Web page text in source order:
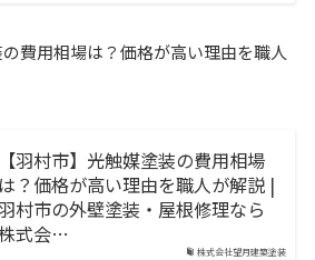
の費用相場は？価格が高い理由を職人
株式会社望月建築塗装
【羽村市】光触媒塗装の費用相場
は？価格が高い理由を職人が解説 |
村市の外壁塗装・屋根修理なら
式会…